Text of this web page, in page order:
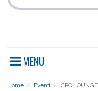
MENU
Home / Eventi / CPO LOUNGE